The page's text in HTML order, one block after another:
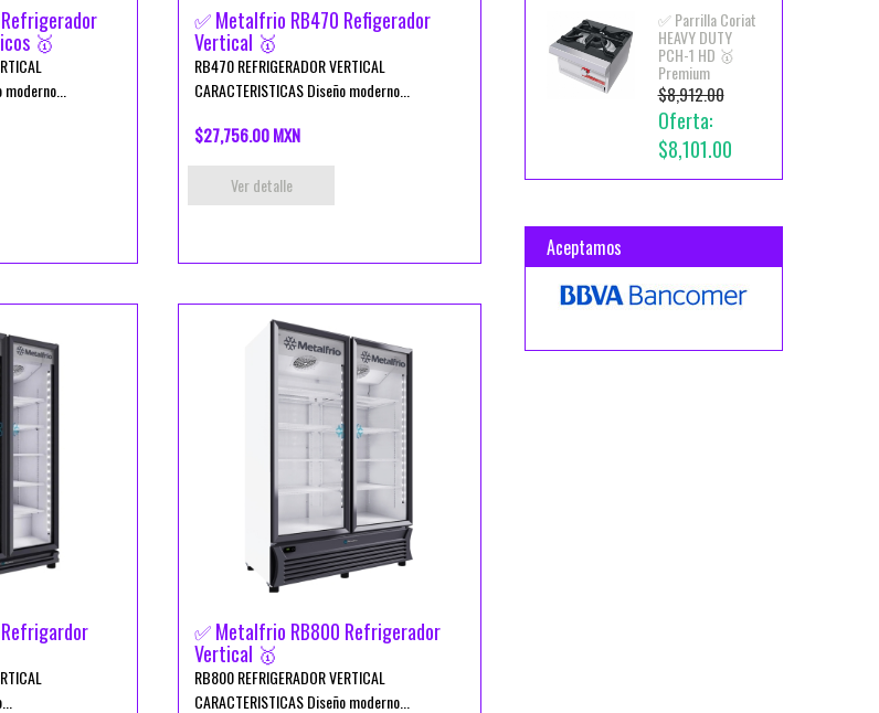
✅ Parrilla Coriat
HEAVY DUTY
PCH-1 HD 🥇
Premium
$8,912.00
Oferta:
$8,101.00
Aceptamos
🥇
moderno...
✅ Metalfrio RB470 Refigerador
Vertical 🥇
RB470 REFRIGERADOR VERTICAL
CARACTERISTICAS Diseño moderno...
$27,756.00 MXN
Ver detalle
✅ Metalfrio RB800 Refrigerador
Vertical 🥇
RB800 REFRIGERADOR VERTICAL
CARACTERISTICAS Diseño moderno...